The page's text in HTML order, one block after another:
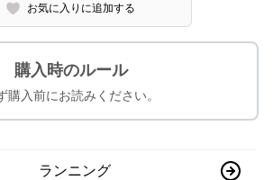
お気に入りに追加する
購入時のルール
購入前にお読みください。
ランニング